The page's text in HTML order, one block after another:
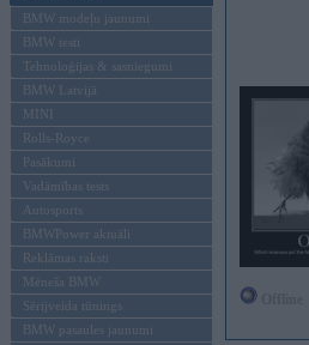
BMW modeļu jaunumi
BMW testi
Tehnoloģijas & sasniegumi
BMW Latvijā
MINI
Rolls-Royce
Pasākumi
Vadāmības tests
Autosports
BMWPower aktuāli
Reklāmas raksti
Mēneša BMW
Sērijveida tūnings
BMW pasaules jaunumi